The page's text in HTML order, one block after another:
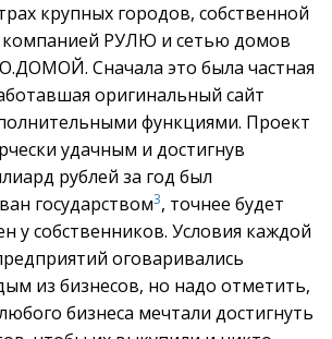
крупных городов, собственной
компанией РУЛЮ и сетью домов
Сначала это была частная
оригинальный сайт
функциями. Проект
удачным и достигнув
рублей за год был
государством3, точнее будет
у собственников. Условия каждой
оговаривались
из бизнесов, но надо отметить,
бизнеса мечтали достигнуть